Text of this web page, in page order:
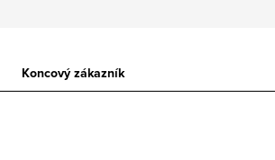
Koncový zákazník